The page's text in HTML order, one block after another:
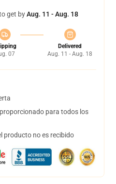
get byAug. 11 - Aug. 18
07
Delivered
Aug. 11 - Aug. 18
para todos los
producto no es recibido